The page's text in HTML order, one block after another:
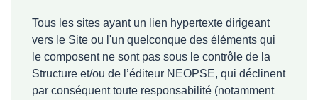
Tous les sites ayant un lien hypertexte dirigeant
vers le Site ou l'un quelconque des éléments qui
le composent ne sont pas sous le contrôle de la
Structure et/ou de l’éditeur NEOPSE, qui déclinent
par conséquent toute responsabilité (notamment